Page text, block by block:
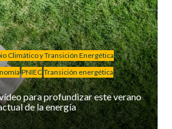
Climático y Transición Energética
PNIEC Transición energética
para profundizar este verano
de la energía